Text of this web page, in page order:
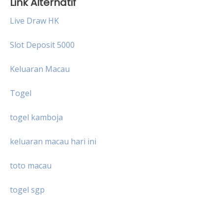
Live Draw HK
Slot Deposit 5000
Keluaran Macau
Togel
togel kamboja
keluaran macau hari ini
toto macau
togel sgp